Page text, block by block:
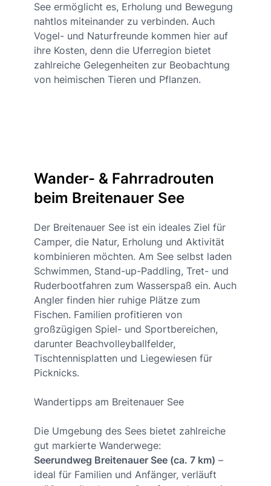
See ermöglicht es, Erholung und Bewegung
nahtlos miteinander zu verbinden. Auch
Vogel- und Naturfreunde kommen hier auf
ihre Kosten, denn die Uferregion bietet
zahlreiche Gelegenheiten zur Beobachtung
von heimischen Tieren und Pflanzen.
Wander- & Fahrradrouten
beim Breitenauer See
Der Breitenauer See ist ein ideales Ziel für
Camper, die Natur, Erholung und Aktivität
kombinieren möchten. Am See selbst laden
Schwimmen, Stand-up-Paddling, Tret- und
Ruderbootfahren zum Wasserspaß ein. Auch
Angler finden hier ruhige Plätze zum
Fischen. Familien profitieren von
großzügigen Spiel- und Sportbereichen,
darunter Beachvolleyballfelder,
Tischtennisplatten und Liegewiesen für
Picknicks.
Wandertipps am Breitenauer See
Die Umgebung des Sees bietet zahlreiche
gut markierte Wanderwege:
Seerundweg Breitenauer See (ca. 7 km) –
ideal für Familien und Anfänger, verläuft